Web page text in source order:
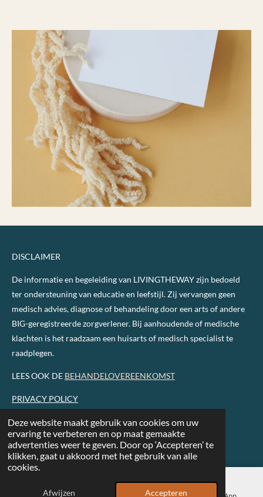
Deze website maakt gebruik van cookies om uw
ervaring te verbeteren en op maat gemaakte
advertenties weer te geven. Door op ‘Accepteren’ te
klikken, gaat u akkoord met het gebruik van alle
cookies.
Afwijzen Accepteren
DISCLAIMER
De informatie en begeleiding van LIVINGTHEWAY zijn bedoeld
ter ondersteuning van educatie en leefstijl. Zij vervangen geen
medisch advies, diagnose of behandeling door een arts of andere
BIG-geregistreerde zorgverlener. Bij aanhoudende of medische
klachten is het raadzaam een huisarts of medisch specialist te
raadplegen.
LEES OOK DE BEHANDELOVEREENKOMST
PRIVACY POLICY
Powered byJouwWeb